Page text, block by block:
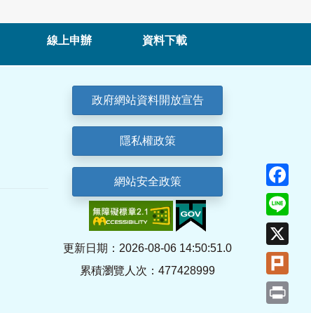
線上申辦 資料下載
政府網站資料開放宣告
隱私權政策
網站安全政策
更新日期：2026-08-06 14:50:51.0
累積瀏覽人次：477428999